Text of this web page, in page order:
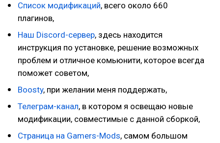
Список модификаций, всего около 660
плагинов,
Наш Discord-сервер, здесь находится
инструкция по установке, решение возможных
проблем и отличное комьюнити, которое всегда
поможет советом,
Boosty, при желании меня поддержать,
Телеграм-канал, в котором я освещаю новые
модификации, совместимые с данной сборкой,
Страница на Gamers-Mods, самом большом